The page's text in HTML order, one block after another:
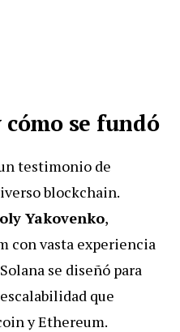
cómo se fundó
testimonio de
blockchain.
Yakovenko,
con vasta experiencia
se diseñó para
que
y Ethereum.